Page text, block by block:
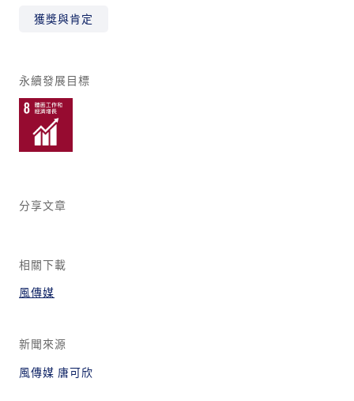
獲獎與肯定
永續發展目標
分享文章
相關下載
風傳媒
新聞來源
風傳媒 唐可欣